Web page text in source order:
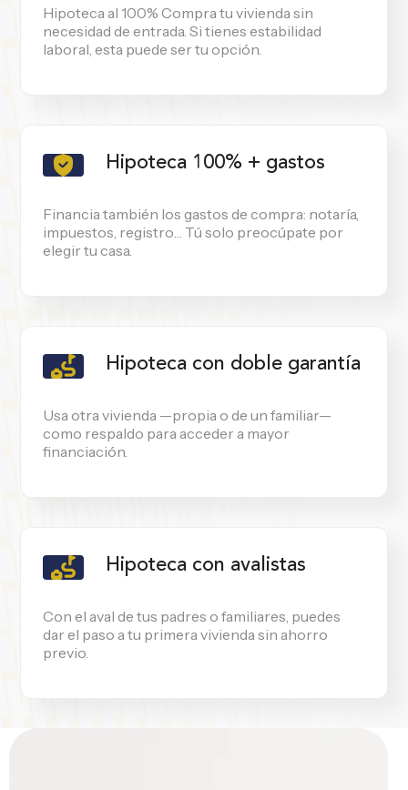
Hipoteca al 100% Compra tu vivienda sin
necesidad de entrada. Si tienes estabilidad
laboral, esta puede ser tu opción.
Hipoteca 100% + gastos
Financia también los gastos de compra: notaría,
impuestos, registro… Tú solo preocúpate por
elegir tu casa.
Hipoteca con doble garantía
Usa otra vivienda —propia o de un familiar—
como respaldo para acceder a mayor
financiación.
Hipoteca con avalistas
Con el aval de tus padres o familiares, puedes
dar el paso a tu primera vivienda sin ahorro
previo.